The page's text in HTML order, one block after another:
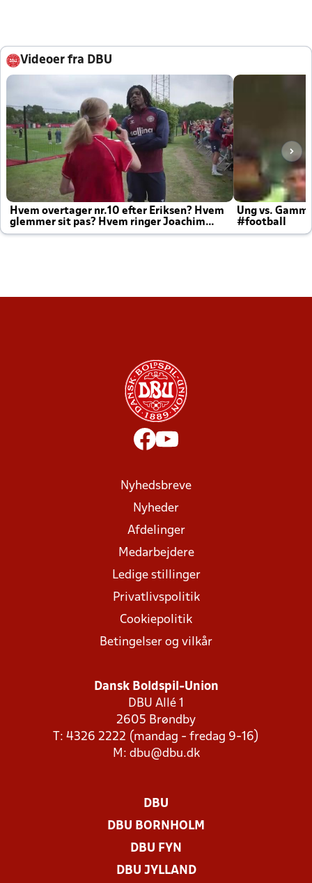
Videoer fra DBU
Hvem overtager nr.10 efter Eriksen? Hvem
glemmer sit pas? Hvem ringer Joachim
altid til efter kampe?
Ung vs.
#football
Nyhedsbreve
Nyheder
Afdelinger
Medarbejdere
Ledige stillinger
Privatlivspolitik
Cookiepolitik
Betingelser og vilkår
Dansk Boldspil-Union
DBU Allé 1
2605 Brøndby
T: 4326 2222 (mandag - fredag 9-16)
M: dbu@dbu.dk
DBU
DBU BORNHOLM
DBU FYN
DBU JYLLAND